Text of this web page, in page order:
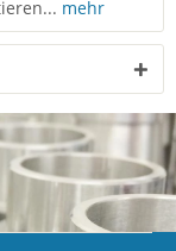
mehr